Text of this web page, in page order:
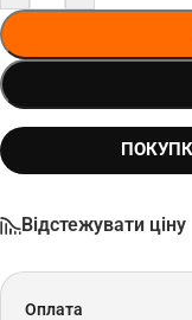
Відстежувати ціну
Оплата